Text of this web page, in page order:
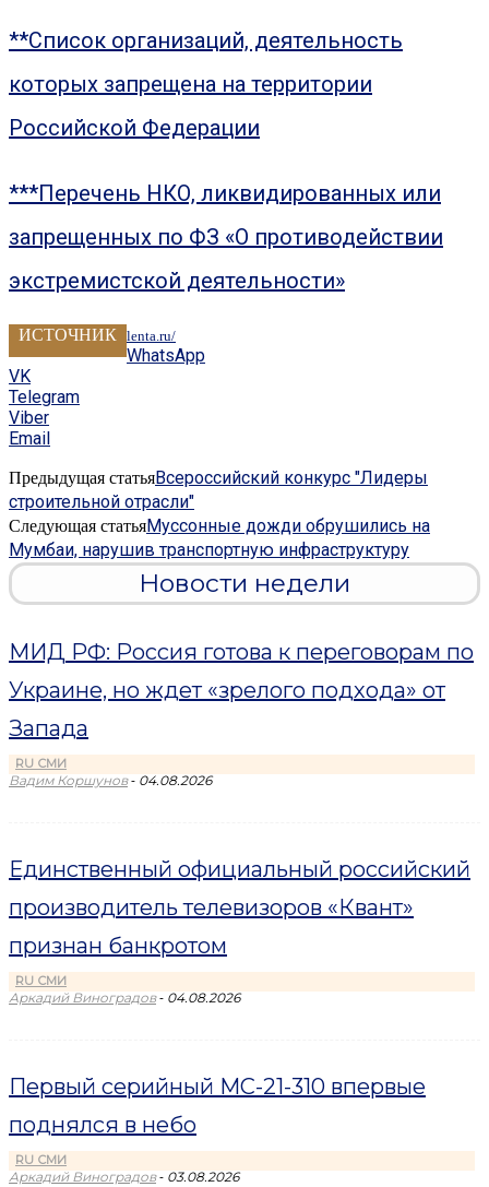
**Список организаций, деятельность
которых запрещена на территории
Российской Федерации
***Перечень НКО, ликвидированных или
запрещенных по ФЗ «О противодействии
экстремистской деятельности»
ИСТОЧНИК lenta.ru/
WhatsApp
VK
Telegram
Viber
Email
Предыдущая статьяВсероссийский конкурс "Лидеры
строительной отрасли"
Следующая статьяМуссонные дожди обрушились на
Мумбаи, нарушив транспортную инфраструктуру
Новости недели
МИД РФ: Россия готова к переговорам по
Украине, но ждет «зрелого подхода» от
Запада
RU СМИ
Вадим Коршунов - 04.08.2026
Единственный официальный российский
производитель телевизоров «Квант»
признан банкротом
RU СМИ
Аркадий Виноградов - 04.08.2026
Первый серийный МС-21-310 впервые
поднялся в небо
RU СМИ
Аркадий Виноградов - 03.08.2026